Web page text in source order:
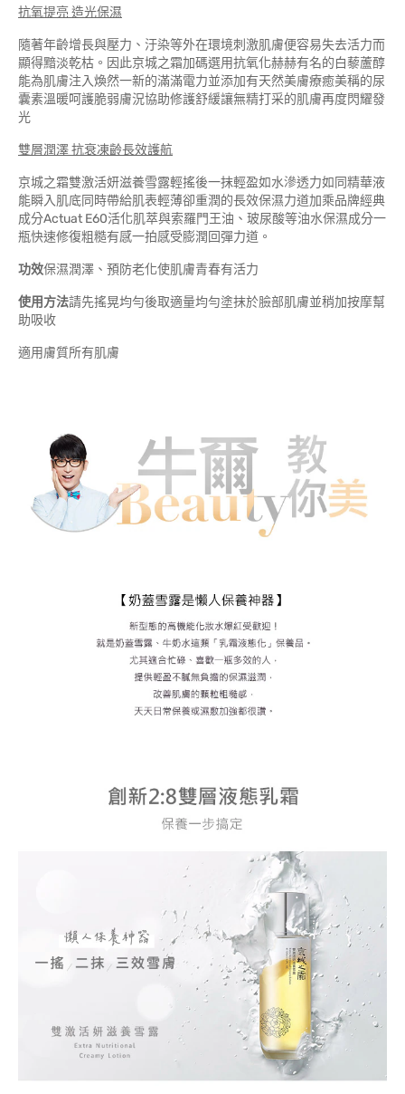
抗氧提亮 造光保濕
隨著年齡增長與壓力、汙染等外在環境刺激肌膚便容易失去活力而
顯得黯淡乾枯。因此京城之霜加碼選用抗氧化赫赫有名的白藜蘆醇
能為肌膚注入煥然一新的滿滿電力並添加有天然美膚療癒美稱的尿
囊素溫暖呵護脆弱膚況協助修護舒緩讓無精打采的肌膚再度閃耀發
光
雙層潤澤 抗衰凍齡長效護航
京城之霜雙激活妍滋養雪露輕搖後一抹輕盈如水滲透力如同精華液
能瞬入肌底同時帶給肌表輕薄卻重潤的長效保濕力道加乘品牌經典
成分Actuat E60活化肌萃與索羅門王油、玻尿酸等油水保濕成分一
瓶快速修復粗糙有感一拍感受膨潤回彈力道。
功效保濕潤澤、預防老化使肌膚青春有活力
使用方法請先搖晃均勻後取適量均勻塗抹於臉部肌膚並稍加按摩幫
助吸收
適用膚質所有肌膚